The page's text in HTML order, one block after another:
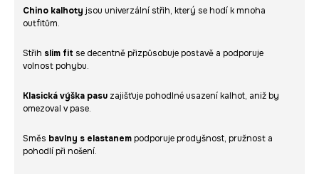
Chino kalhoty jsou univerzální střih, který se hodí k mnoha
outfitům.
Střih slim fit se decentně přizpůsobuje postavě a podporuje
volnost pohybu.
Klasická výška pasu zajišťuje pohodlné usazení kalhot, aniž by
omezoval v pase.
Směs bavlny s elastanem podporuje prodyšnost, pružnost a
pohodlí při nošení.